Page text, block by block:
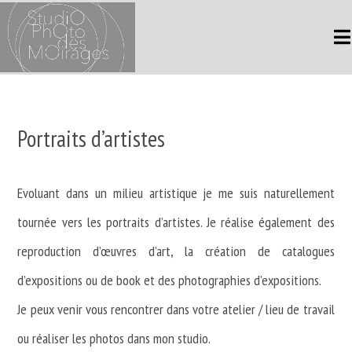
Skip
content
Portraits d’artistes
Evoluant dans un milieu artistique je me suis naturellement
tournée vers les portraits d’artistes. Je réalise également des
reproduction d’œuvres d’art, la création de catalogues
d’expositions ou de book et des photographies d’expositions.
Je peux venir vous rencontrer dans votre atelier / lieu de travail
ou réaliser les photos dans mon studio.